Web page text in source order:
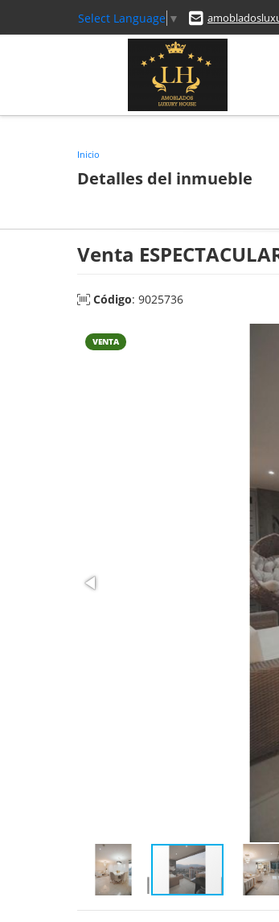
Select Language ▼
Inicio
Detalles del inmueble
Venta
Código: 9025736
VENTA